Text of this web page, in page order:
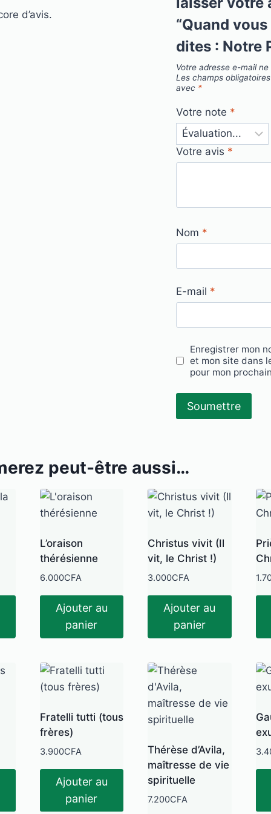
d’avis.
“Quand
dites : Notre
Votre adresse e-mail
Les champs
avec *
Votre note *
Votre avis *
Nom *
E-mail *
Enregistrer mon
et mon site dans
pour mon
peut-être aussi…
L’oraison
thérésienne
6.000CFA
Ajouter au
panier
Christus vivit (Il
vit, le Christ !)
3.000CFA
Ajouter au
panier
Fratelli tutti (tous
frères)
3.900CFA
Ajouter au
panier
Thérèse d’Avila,
maîtresse de vie
spirituelle
7.200CFA